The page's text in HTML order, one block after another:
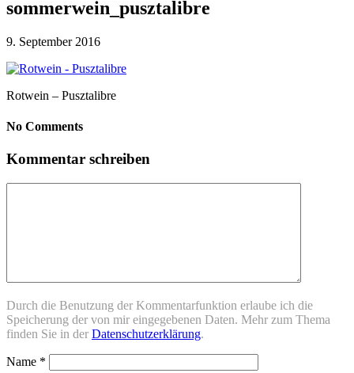
sommerwein_pusztalibre
9. September 2016
Rotwein – Pusztalibre
No Comments
Kommentar schreiben
Durch die Benutzung der Kommentarfunktion erlaube ich die
Speicherung der von mir eingegebenen Daten. Mehr zum Thema
finden Sie in der Datenschutzerklärung.
Name *